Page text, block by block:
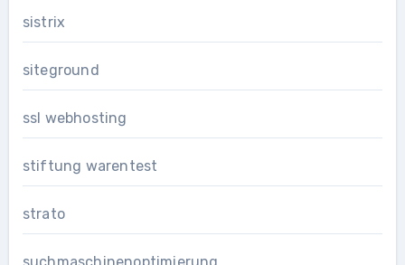
sistrix
siteground
ssl webhosting
stiftung warentest
strato
suchmaschinenoptimierung